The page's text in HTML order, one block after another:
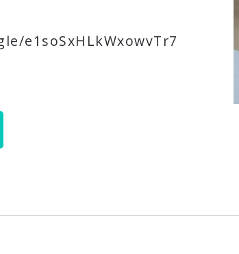
e1soSxHLkWxowvTr7